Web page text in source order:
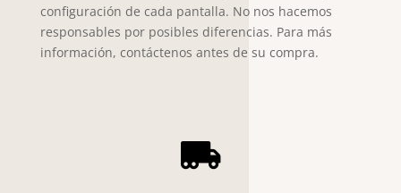
configuración de cada pantalla. No nos hacemos
responsables por posibles diferencias. Para más
información, contáctenos antes de su compra.
